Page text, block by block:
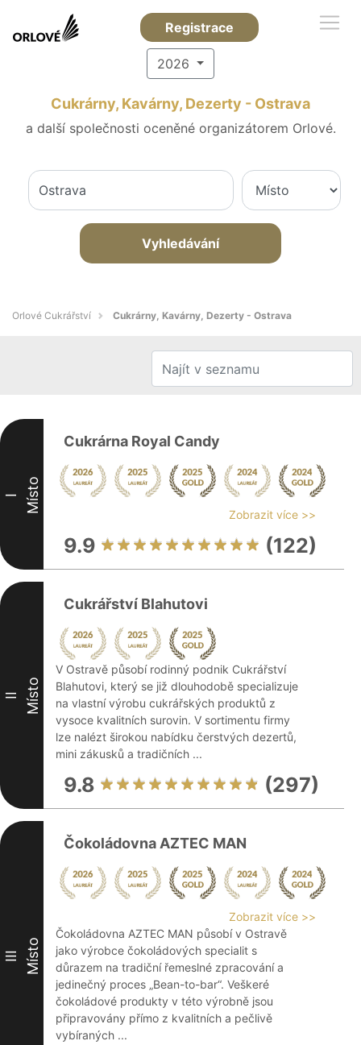
Registrace
2026
Cukrárny, Kavárny, Dezerty - Ostrava
a další společnosti oceněné organizátorem Orlové.
Vyhledávání
Orlové Cukrářství Cukrárny, Kavárny, Dezerty - Ostrava
I Místo
Cukrárna Royal Candy
Zobrazit více >>
9.9 (122)
II Místo
Cukrářství Blahutovi
V Ostravě působí rodinný podnik Cukrářství
Blahutovi, který se již dlouhodobě specializuje
na vlastní výrobu cukrářských produktů z
vysoce kvalitních surovin. V sortimentu firmy
lze nalézt širokou nabídku čerstvých dezertů,
mini zákusků a tradičních ...
9.8 (297)
III Místo
Čokoládovna AZTEC MAN
Zobrazit více >>
Čokoládovna AZTEC MAN působí v Ostravě
jako výrobce čokoládových specialit s
důrazem na tradiční řemeslné zpracování a
jedinečný proces „Bean-to-bar“. Veškeré
čokoládové produkty v této výrobně jsou
připravovány přímo z kvalitních a pečlivě
vybíraných ...